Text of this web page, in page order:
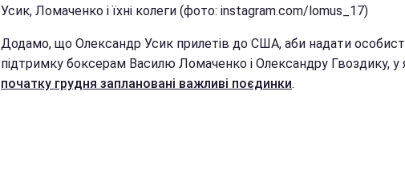
Усик, Ломаченко і їхні колеги (фото: instagram.com/lomus_17)
Додамо, що Олександр Усик прилетів до США, аби надати
підтримку боксерам Василю Ломаченко і Олександру Гвоздику, у
початку грудня заплановані важливі поєдинки.